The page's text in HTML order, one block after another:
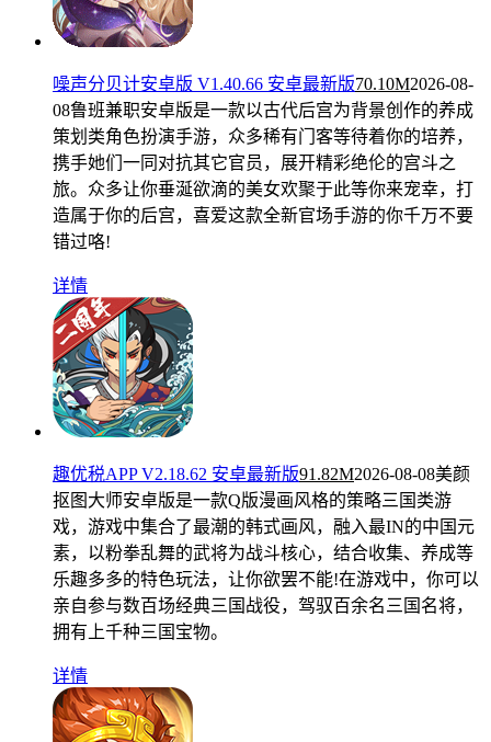
噪声分贝计安卓版 V1.40.66 安卓最新版70.10M2026-08-
08鲁班兼职安卓版是一款以古代后宫为背景创作的养成
策划类角色扮演手游，众多稀有门客等待着你的培养，
携手她们一同对抗其它官员，展开精彩绝伦的宫斗之
旅。众多让你垂涎欲滴的美女欢聚于此等你来宠幸，打
造属于你的后宫，喜爱这款全新官场手游的你千万不要
错过咯!
详情
趣优税APP V2.18.62 安卓最新版91.82M2026-08-08美颜
抠图大师安卓版是一款Q版漫画风格的策略三国类游
戏，游戏中集合了最潮的韩式画风，融入最IN的中国元
素，以粉拳乱舞的武将为战斗核心，结合收集、养成等
乐趣多多的特色玩法，让你欲罢不能!在游戏中，你可以
亲自参与数百场经典三国战役，驾驭百余名三国名将，
拥有上千种三国宝物。
详情